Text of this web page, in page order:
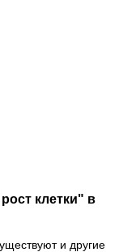
клетки" в
и другие